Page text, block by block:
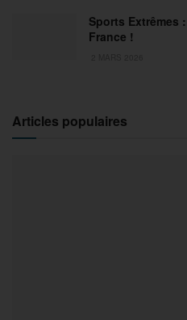
Sports Extrêmes
France !
Articles populaires